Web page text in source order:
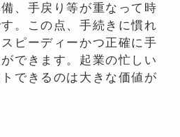
、手戻り等が重なって時
。この点、手続きに慣れ
ピーディーかつ正確に手
できます。起業の忙しい
できるのは大きな価値が